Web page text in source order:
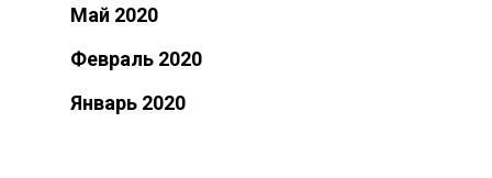
Май 2020
Февраль 2020
Январь 2020